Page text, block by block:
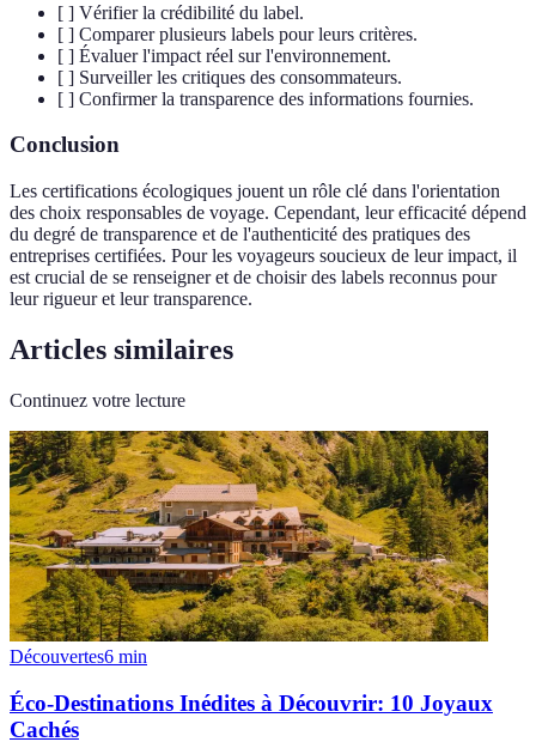
[ ] Vérifier la crédibilité du label.
[ ] Comparer plusieurs labels pour leurs critères.
[ ] Évaluer l'impact réel sur l'environnement.
[ ] Surveiller les critiques des consommateurs.
[ ] Confirmer la transparence des informations fournies.
Conclusion
Les certifications écologiques jouent un rôle clé dans l'orientation
des choix responsables de voyage. Cependant, leur efficacité dépend
du degré de transparence et de l'authenticité des pratiques des
entreprises certifiées. Pour les voyageurs soucieux de leur impact, il
est crucial de se renseigner et de choisir des labels reconnus pour
leur rigueur et leur transparence.
Articles similaires
Continuez votre lecture
Découvertes6 min
Éco-Destinations Inédites à Découvrir: 10 Joyaux
Cachés